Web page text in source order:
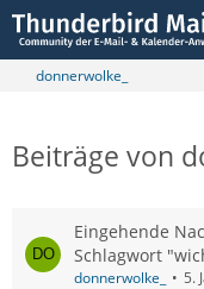
donnerwolke_
Beiträge von
Eingehende
Schlagwort
donnerwolke_ 5.